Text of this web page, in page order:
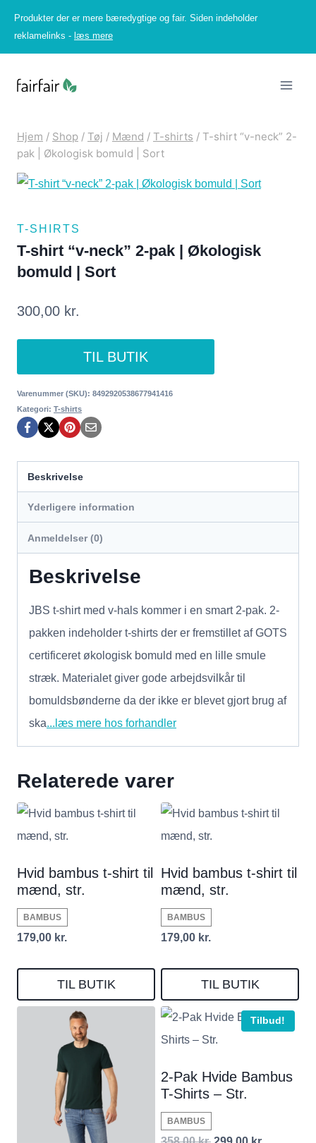
indhold
Produkter der er mere bæredygtige og fair. Siden indeholder
reklamelinks - læs mere
Hjem / Shop / Tøj / Mænd / T-shirts / T-shirt “v-neck” 2-
pak | Økologisk bomuld | Sort
T-SHIRTS
T-shirt “v-neck” 2-pak | Økologisk
bomuld | Sort
300,00 kr.
TIL BUTIK
Varenummer (SKU): 8492920538677941416
Kategori: T-shirts
Beskrivelse
Yderligere information
Anmeldelser (0)
Beskrivelse
JBS t-shirt med v-hals kommer i en smart 2-pak. 2-
pakken indeholder t-shirts der er fremstillet af GOTS
certificeret økologisk bomuld med en lille smule
stræk. Materialet giver gode arbejdsvilkår til
bomuldsbønderne da der ikke er blevet gjort brug af
ska...læs mere hos forhandler
Relaterede varer
Hvid bambus t-shirt til
mænd, str.
BAMBUS
179,00 kr.
TIL BUTIK
Hvid bambus t-shirt til
mænd, str.
BAMBUS
179,00 kr.
TIL BUTIK
Tilbud!
2-Pak Hvide Bambus
T-Shirts – Str.
BAMBUS